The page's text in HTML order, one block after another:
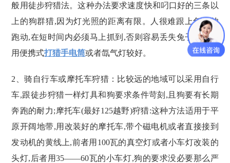
般用徒步狩猎法。这种办法要求速度快和叼口好的三条以
上的狗群猎,因为灯光照的距离有限。人很难跟上兔子的
跑动,在短时间内必须马上抓到,否则容易丢失兔子。一般
用便携式打猎手电筒或者氙气灯较好。
2、骑自行车或摩托车狩猎：比较远的地域可以采用自行
车,跟徒步狩猎一样灯具和狗要求条件苛刻,且狗要有长期
奔跑的耐力;摩托车(最好125越野)狩猎:这种方法适用于平
原开阔地带,用改装好的摩托车,带个磁电机或者直接接到
发动机的黄线上,前者用100瓦的真空灯或者小车灯改装的
头灯,后者用35——60瓦的小车灯,狗的要求没必要那么严